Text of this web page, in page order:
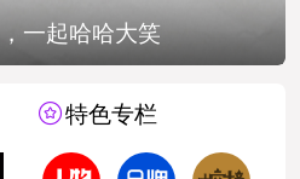
一起哈哈大笑
特色专栏